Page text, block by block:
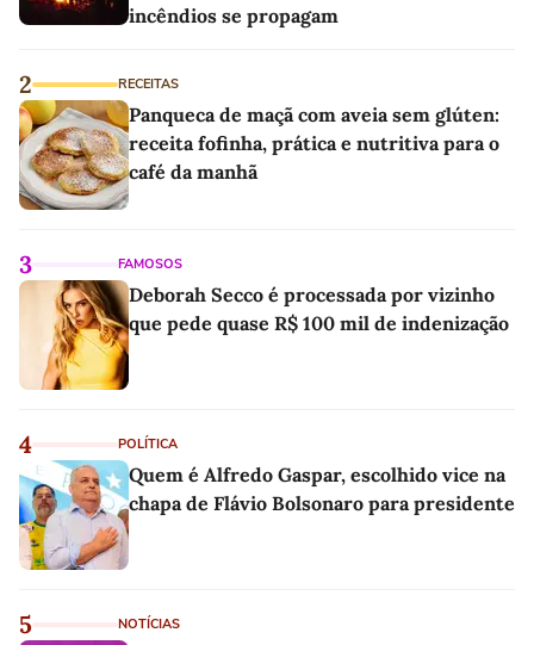
incêndios se propagam
2 RECEITAS
Panqueca de maçã com aveia sem glúten:
receita fofinha, prática e nutritiva para o
café da manhã
3 FAMOSOS
Deborah Secco é processada por vizinho
que pede quase R$ 100 mil de indenização
4 POLÍTICA
Quem é Alfredo Gaspar, escolhido vice na
chapa de Flávio Bolsonaro para presidente
5 NOTÍCIAS